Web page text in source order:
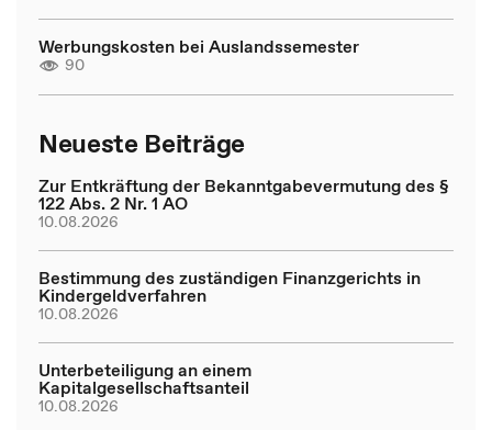
Werbungskosten bei Auslandssemester
90
Neueste Beiträge
Zur Entkräftung der Bekanntgabevermutung des §
122 Abs. 2 Nr. 1 AO
10.08.2026
Bestimmung des zuständigen Finanzgerichts in
Kindergeldverfahren
10.08.2026
Unterbeteiligung an einem
Kapitalgesellschaftsanteil
10.08.2026